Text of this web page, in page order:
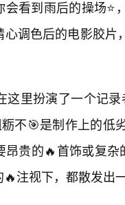
会看到雨后的操场
调色后的电影胶
这里扮演了一个记
粝不🎯是制作上的
昂贵的🔥首饰或复
注视下，都散发出